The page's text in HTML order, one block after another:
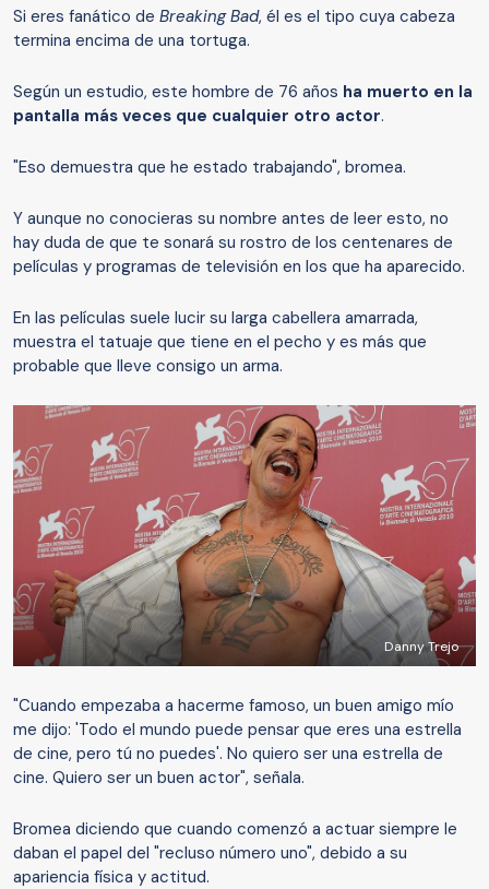
Si eres fanático de Breaking Bad, él es el tipo cuya cabeza
termina encima de una tortuga.
Según un estudio, este hombre de 76 años ha muerto en la
pantalla más veces que cualquier otro actor.
"Eso demuestra que he estado trabajando", bromea.
Y aunque no conocieras su nombre antes de leer esto, no
hay duda de que te sonará su rostro de los centenares de
películas y programas de televisión en los que ha aparecido.
En las películas suele lucir su larga cabellera amarrada,
muestra el tatuaje que tiene en el pecho y es más que
probable que lleve consigo un arma.
Danny Trejo
"Cuando empezaba a hacerme famoso, un buen amigo mío
me dijo: 'Todo el mundo puede pensar que eres una estrella
de cine, pero tú no puedes'. No quiero ser una estrella de
cine. Quiero ser un buen actor", señala.
Bromea diciendo que cuando comenzó a actuar siempre le
daban el papel del "recluso número uno", debido a su
apariencia física y actitud.